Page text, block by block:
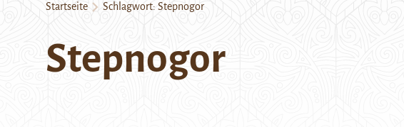
Startseite Schlagwort: Stepnogor
Stepnogor